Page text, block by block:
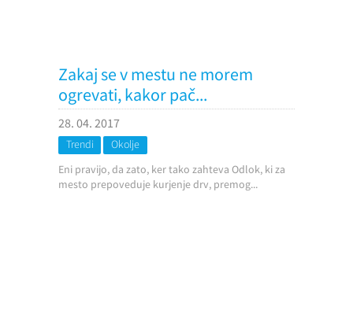
Zakaj se v mestu ne morem
ogrevati, kakor pač...
28. 04. 2017
Trendi
Okolje
Eni pravijo, da zato, ker tako zahteva Odlok, ki za
mesto prepoveduje kurjenje drv, premog...